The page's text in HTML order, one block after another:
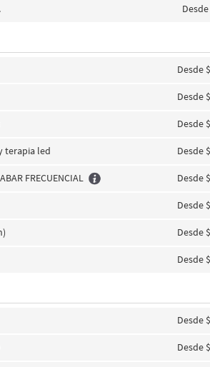
Desde
Desde
Desde
terapia led Desde
FRECUENCIAL Desde
Desde
Desde
Desde
Desde
Desde